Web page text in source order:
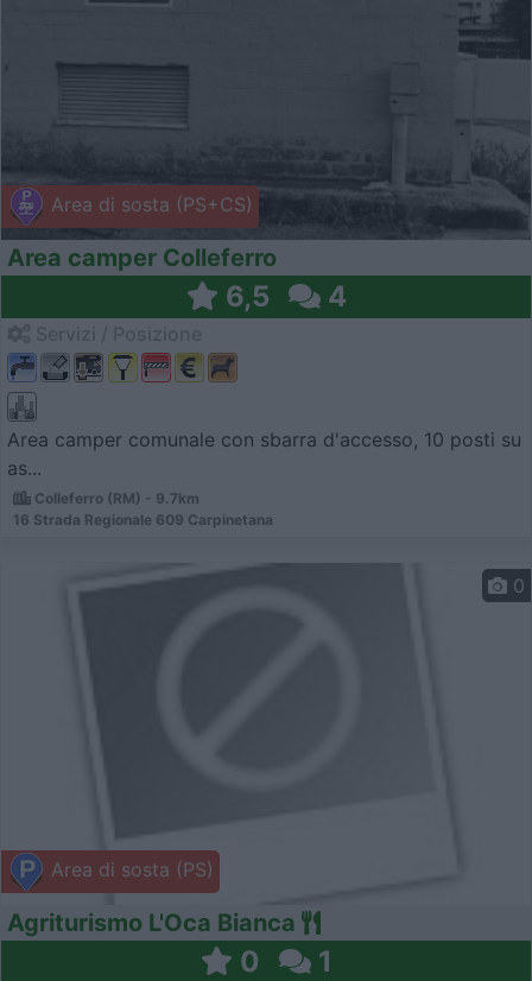
Area di sosta (PS+CS)
Area camper Colleferro
6,5 4
Area camper comunale con sbarra d'accesso, 10 posti su
as...
Colleferro (RM) - 9.7km
16 Strada Regionale 609 Carpinetana
Area di sosta (PS)
0
Agriturismo L'Oca Bianca
0 1